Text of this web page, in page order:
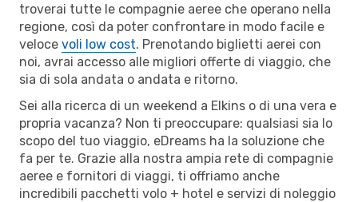
troverai tutte le compagnie aeree che operano nella
regione, così da poter confrontare in modo facile e
veloce voli low cost. Prenotando biglietti aerei con
noi, avrai accesso alle migliori offerte di viaggio, che
sia di sola andata o andata e ritorno.
Sei alla ricerca di un weekend a Elkins o di una vera e
propria vacanza? Non ti preoccupare: qualsiasi sia lo
scopo del tuo viaggio, eDreams ha la soluzione che
fa per te. Grazie alla nostra ampia rete di compagnie
aeree e fornitori di viaggi, ti offriamo anche
incredibili pacchetti volo + hotel e servizi di noleggio